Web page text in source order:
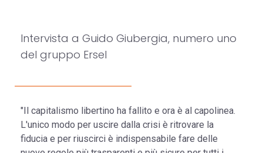
Intervista a Guido Giubergia, numero uno
del gruppo Ersel
"Il capitalismo libertino ha fallito e ora è al capolinea.
L'unico modo per uscire dalla crisi è ritrovare la
fiducia e per riuscirci è indispensabile fare delle